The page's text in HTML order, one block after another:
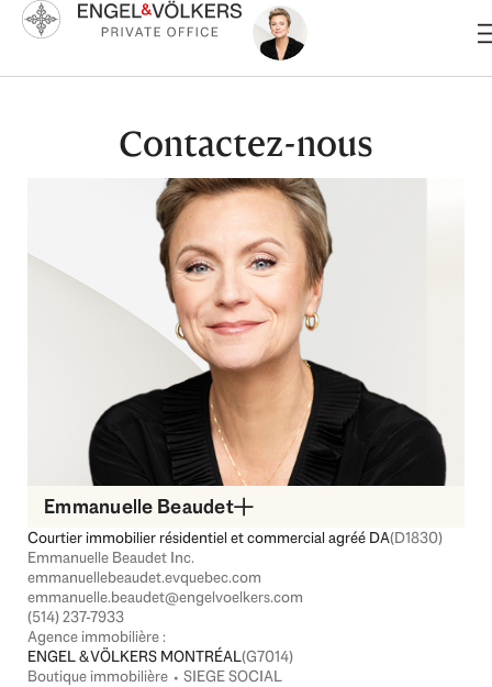
Aller
Contactez-nous
Emmanuelle Beaudet
Courtier immobilier résidentiel et commercial agréé DA(D1830)
Emmanuelle Beaudet Inc.
emmanuellebeaudet.evquebec.com
emmanuelle.beaudet@engelvoelkers.com
(514) 237-7933
Agence immobilière :
ENGEL & VÖLKERS MONTRÉAL(G7014)
Boutique immobilière ⬩ SIEGE SOCIAL